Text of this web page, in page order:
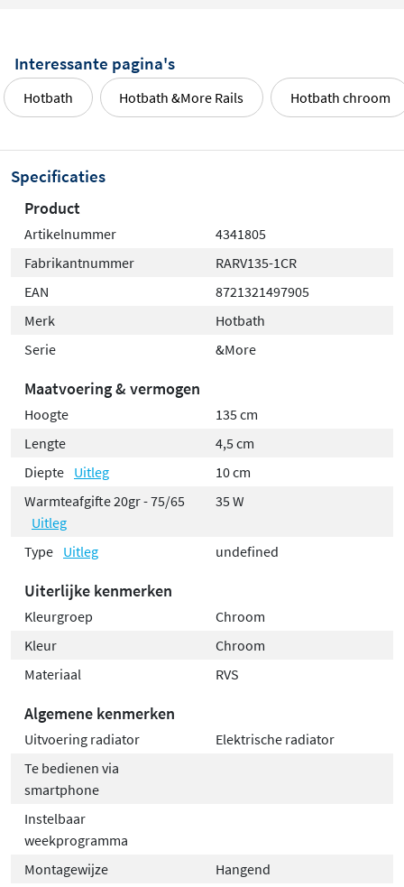
Interessante pagina's
Hotbath Hotbath &More Rails Hotbath chroom
Specificaties
Product
Artikelnummer
4341805
Fabrikantnummer
RARV135-1CR
EAN
8721321497905
Merk
Hotbath
Serie
&More
Maatvoering & vermogen
Hoogte
135 cm
Lengte
4,5 cm
Diepte Uitleg
10 cm
Warmteafgifte 20gr - 75/65
Uitleg
35 W
Type Uitleg undefined
Uiterlijke kenmerken
Kleurgroep
Chroom
Kleur
Chroom
Materiaal
RVS
Algemene kenmerken
Uitvoering radiator
Elektrische radiator
Te bedienen via
smartphone
Instelbaar
weekprogramma
Montagewijze
Hangend